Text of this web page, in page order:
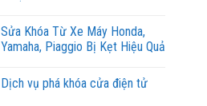
Sửa Khóa Từ Xe Máy Honda,
Yamaha, Piaggio Bị Kẹt Hiệu Quả
Dịch vụ phá khóa cửa điện tử